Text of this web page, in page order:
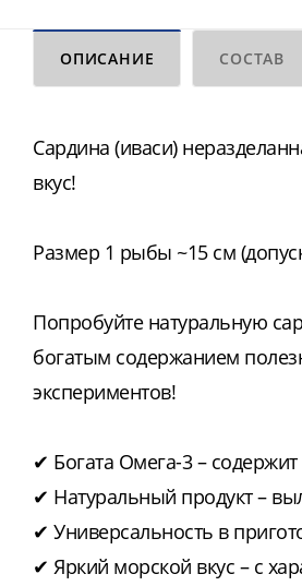
ОПИСАНИЕ СОСТАВ
Сардина (иваси)
вкус!
Размер 1 рыбы ~15 см
Попробуйте натуральную
богатым содержанием
экспериментов!
✔ Богата Омега-3 –
✔ Натуральный продукт –
✔ Универсальность в
✔ Яркий морской вкус – с